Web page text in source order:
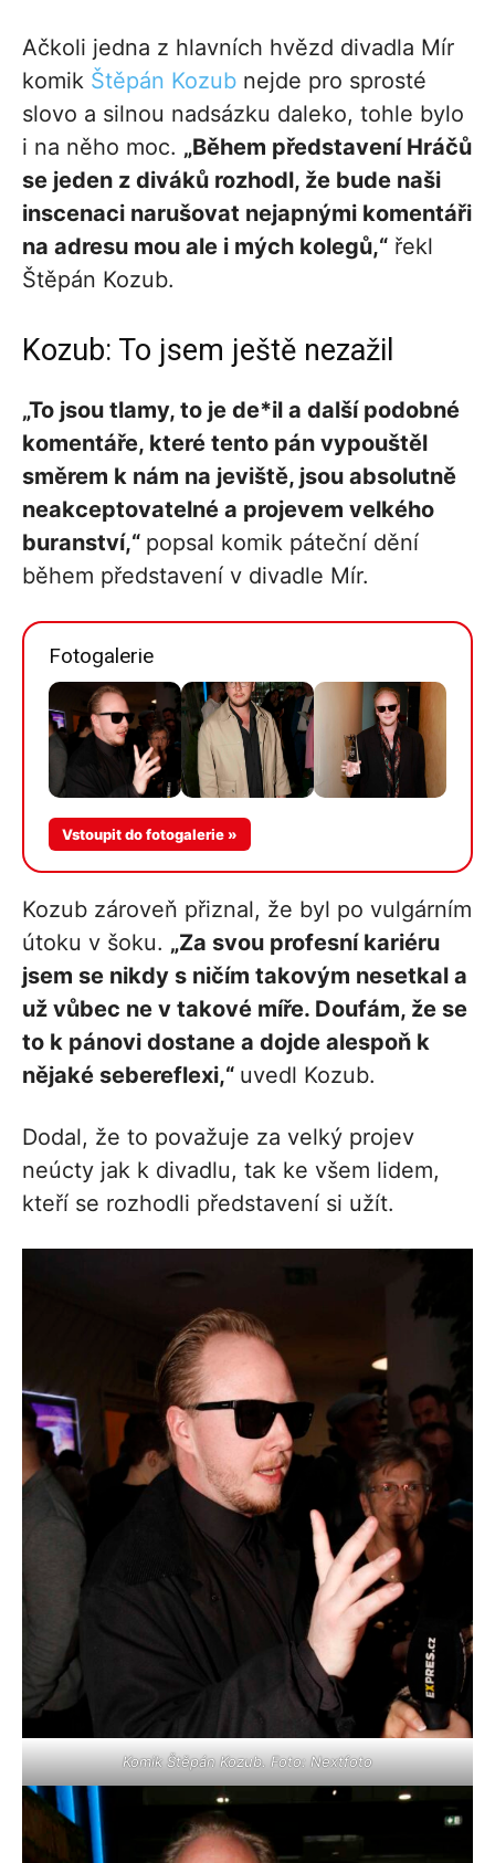
Ačkoli jedna z hlavních hvězd divadla Mír
komik Štěpán Kozub nejde pro sprosté
slovo a silnou nadsázku daleko, tohle bylo
i na něho moc. „Během představení Hráčů
se jeden z diváků rozhodl, že bude naši
inscenaci narušovat nejapnými komentáři
na adresu mou ale i mých kolegů,“ řekl
Štěpán Kozub.
Kozub: To jsem ještě nezažil
„To jsou tlamy, to je de*il a další podobné
komentáře, které tento pán vypouštěl
směrem k nám na jeviště, jsou absolutně
neakceptovatelné a projevem velkého
buranství,“ popsal komik páteční dění
během představení v divadle Mír.
Fotogalerie
Vstoupit do fotogalerie »
Kozub zároveň přiznal, že byl po vulgárním
útoku v šoku. „Za svou profesní kariéru
jsem se nikdy s ničím takovým nesetkal a
už vůbec ne v takové míře. Doufám, že se
to k pánovi dostane a dojde alespoň k
nějaké sebereflexi,“ uvedl Kozub.
Dodal, že to považuje za velký projev
neúcty jak k divadlu, tak ke všem lidem,
kteří se rozhodli představení si užít.
Komik Štěpán Kozub. Foto: Nextfoto